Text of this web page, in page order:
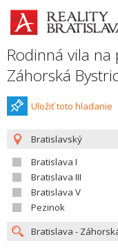
Rodinná vila
Záhorská
Uložiť toto hladanie
Bratislavský
Bratislava I
Bratislava III
Bratislava V
Pezinok